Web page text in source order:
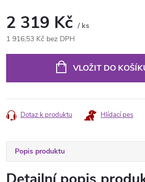
2 319 Kč / ks
1 916,53 Kč bez DPH
VLOŽIT DO
Dotaz k produktu Hlídací pes
Popis produktu